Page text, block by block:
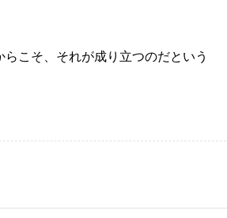
こそ、それが成り立つのだという